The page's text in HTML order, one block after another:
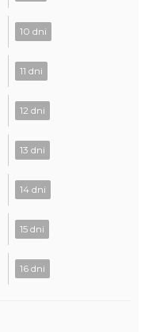
10 dni
11 dni
12 dni
13 dni
14 dni
15 dni
16 dni